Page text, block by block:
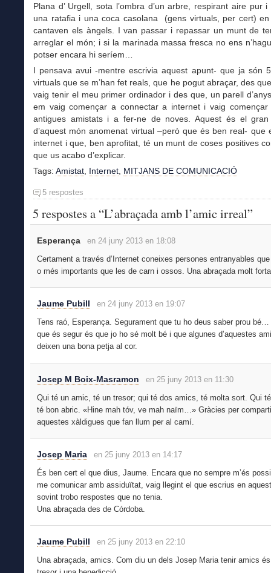
Plana d’ Urgell, sota l’ombra d’un arbre, respirant aire pur i
una ratafia i una coca casolana (gens virtuals, per cert)
cantaven els àngels. I van passar i repassar un munt de
arreglar el món; i si la marinada massa fresca no ens
potser encara hi seríem…
I pensava avui -mentre escrivia aquest apunt- que ja són
virtuals que se m’han fet reals, que he pogut abraçar, des
vaig tenir el meu primer ordinador i des que, un parell
em vaig començar a connectar a internet i vaig
antigues amistats i a fer-ne de noves. Aquest és el gran
d’aquest món anomenat virtual –però que és ben real- que
internet i que, ben aprofitat, té un munt de coses positives
que us acabo d’explicar.
Tags: Amistat, Internet, MITJANS DE COMUNICACIÓ
5 respostes
5 respostes a “L’abraçada amb l’amic irreal”
Esperança
en 24 juny 2013 en 18:08
Certament a través d’Internet coneixes persones entranyables
o més importants que les de carn i ossos. Una abraçada molt
Jaume Pubill
en 24 juny 2013 en 19:07
Tens raó, Esperança. Segurament que tu ho deus saber prou
que és segur és que jo ho sé molt bé i que algunes d’aquestes
deixen una bona petja al cor.
Josep M Boix-Masramon
en 25 juny 2013 en 11:30
Qui té un amic, té un tresor; qui té dos amics, té molta sort. Qui
té bon abric. «Hine mah tóv, ve mah naïm…» Gràcies per
aquestes xàldigues que fan llum per al camí.
Josep Maria
en 25 juny 2013 en 14:17
És ben cert el que dius, Jaume. Encara que no sempre m’és
me comunicar amb assiduïtat, vaig llegint el que escrius en
sovint trobo respostes que no tenia.
Una abraçada des de Córdoba.
Jaume Pubill
en 25 juny 2013 en 22:10
Una abraçada, amics. Com diu un dels Josep Maria tenir amics